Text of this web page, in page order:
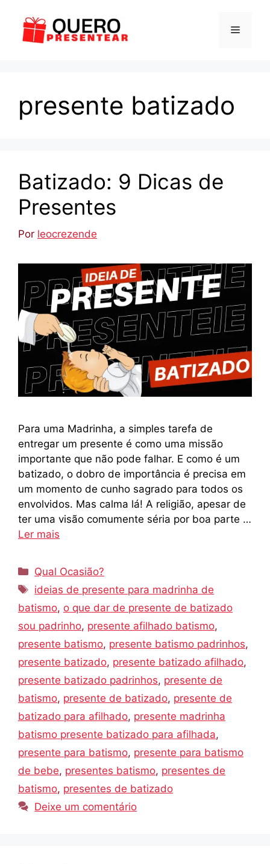
Menu
presente batizado
Batizado: 9 Dicas de
Presentes
Por leocrezende
Para uma Madrinha, a simples tarefa de
entregar um presente é como uma missão
importante que não pode falhar. E como é um
batizado, o dobro de importância é precisa em
um momento de cunho sagrado para todos os
envolvidos. Mas calma lá! A religião, apesar de
ter uma visão comumente séria por boa parte …
Ler mais
Categorias
Qual Ocasião?
Tags
ideias de presente para madrinha de
batismo, o que dar de presente de batizado
sou padrinho, presente afilhado batismo,
presente batismo, presente batismo padrinhos,
presente batizado, presente batizado afilhado,
presente batizado padrinhos, presente de
batismo, presente de batizado, presente de
batizado para afilhado, presente madrinha
batismo presente batizado para afilhada,
presente para batismo, presente para batismo
de bebe, presentes batismo, presentes de
batismo, presentes de batizado
Deixe um comentário